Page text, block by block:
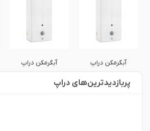
آبگرمکن دراپ آبگرمکن دراپ
پربازدید‌ترین‌های دراپ